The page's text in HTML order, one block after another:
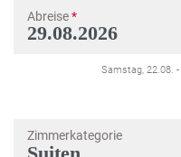
Abreise*
Samstag, 22.08. -
Zimmerkategorie